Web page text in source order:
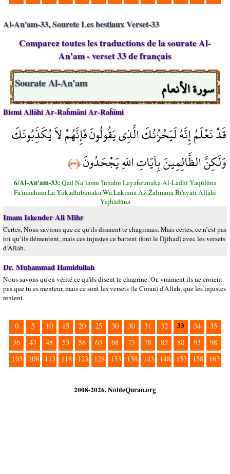
Al-An'am-33, Sourete Les bestiaux Verset-33
Comparez toutes les traductions de la sourate Al-
An'am - verset 33 de français
سورة الأنعام Sourate Al-An'am
Bismi Allāhi Ar-Raĥmāni Ar-Raĥīmi
قَدْ نَعْلَمُ إِنَّهُ لَيَحْزُنُكَ الَّذِي يَقُولُونَ فَإِنَّهُمْ لاَ يُكَذِّبُونَكَ
وَلَكِنَّ الظَّالِمِينَ بِآيَاتِ اللّهِ يَجْحَدُونَ﴿٣٣﴾
6/Al-An'am-33:Qad Na`lamu 'Innahu Layaĥzunuka Al-Ladhī Yaqūlūna
Fa'innahum Lā Yukadhibūnaka Wa Lakinna Až-Žālimīna Bi'āyāti Allāhi
Yajĥadūna
Imam Iskender Ali Mihr
Certes, Nous savions que ce qu'ils disaient te chagrinais. Mais certes, ce n’est pas
toi qu’ils démentent, mais ces injustes ce battent (font le Djihad) avec les versets
d’Allah.
Dr. Muhammad Hamidullah
Nous savons qu'en vérité ce qu'ils disent te chagrine. Or, vraiment ils ne croient
pas que tu es menteur, mais ce sont les versets (le Coran) d'Allah, que les injustes
renient.
0 5 10 15 20 25 30 30 31 32 33 34
35
36
43 48 53 58 63 68 73 78 83 88 93
98
103
108 113 118 123 128 133 138 143 148 153 158 163
2008-2026, NobleQuran.org